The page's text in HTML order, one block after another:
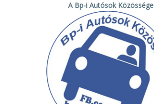
A Bp-i Autósok Közössége